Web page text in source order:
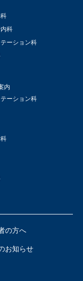
科
ーション科
内
ーション科
の方へ
お知らせ